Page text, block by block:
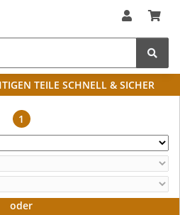
TEILE SCHNELL & SICHER
1
oder